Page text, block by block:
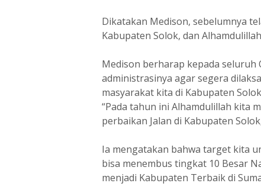
Dikatakan Medison, sebelumnya
Kabupaten Solok, dan
Medison berharap kepada
administrasinya agar segera
masyarakat kita di Kabupaten
“Pada tahun ini Alhamdulillah kita
perbaikan Jalan di Kabupaten
Ia mengatakan bahwa target kita
bisa menembus tingkat 10 Besar
menjadi Kabupaten Terbaik di